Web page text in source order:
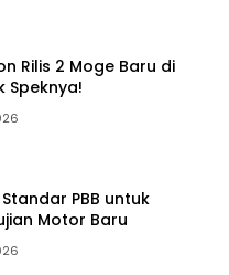
Rilis 2 Moge Baru di
Speknya!
PBB untuk
Motor Baru